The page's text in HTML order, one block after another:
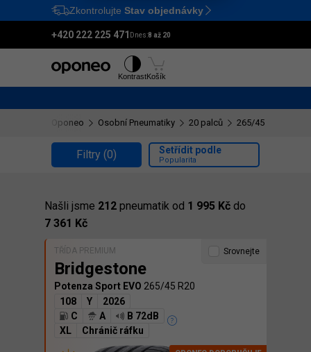
Ctrl M
Zkontrolujte Stav objednávky
+420 222 225 471 Dnes:8 až 20
KontrastKošík
Oponeo Osobní Pneumatiky 20 palců 265/45 R20
Filtry (0)
Našli jsme 212 pneumatik od 1 995 Kč do
7 361 Kč
Setřídit podle
Popularita
TŘÍDA PREMIUM
Bridgestone
Potenza Sport EVO 265/45 R20
108
Y
2026
C
A
B 72dB
XL
Chránič ráfku
Srovnejte